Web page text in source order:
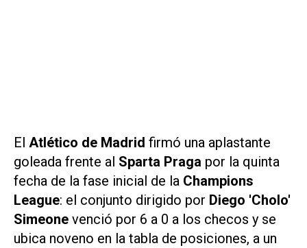
El Atlético de Madrid firmó una aplastante
goleada frente al Sparta Praga por la quinta
fecha de la fase inicial de la Champions
League: el conjunto dirigido por Diego 'Cholo'
Simeone venció por 6 a 0 a los checos y se
ubica noveno en la tabla de posiciones, a un